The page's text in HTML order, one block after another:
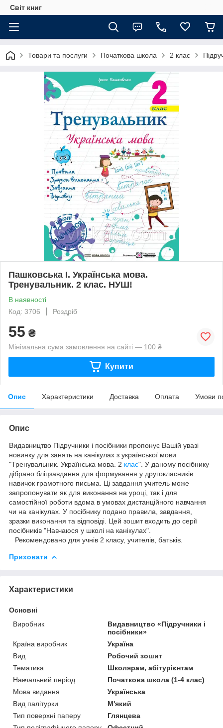
Світ книг
Товари та послуги Початкова школа 2 клас
Пашковська І. Українська мова.
Тренувальник. 2 клас. НУШ!
В наявності
Код: 3706
Роздріб
55 ₴
Мінімальна сума замовлення на сайті — 100 ₴
Купити
Опис Характеристики Доставка Оплата Умови
Опис
Видавництво Підручники і посібники пропонує Вашій увазі
новинку для занять на канікулах з української мови
"Тренувальник. Українська мова. 2 клас". У даному посібнику
дібрано бліцзавдання для формування у другокласників
навичок грамотного письма. Ці завдання учитель може
запропонувати як для виконання на уроці, так і для
самостійної роботи вдома в умовах дистанційного навчання
чи на канікулах. У посібнику подано правила, завдання,
зразки виконання та відповіді. Цей зошит входить до серії
посібників "Навчаюся у школі на канікулах".
Рекомендовано для учнів 2 класу, учителів, батьків.
Приховати
Характеристики
Основні
Виробник
Видавництво «Підручники і
посібники»
Країна виробник
Україна
Вид
Робочий зошит
Тематика
Школярам, абітурієнтам
Навчальний період
Початкова школа (1-4 клас)
Мова видання
Українська
Вид палітурки
М'який
Тип поверхні паперу
Глянцева